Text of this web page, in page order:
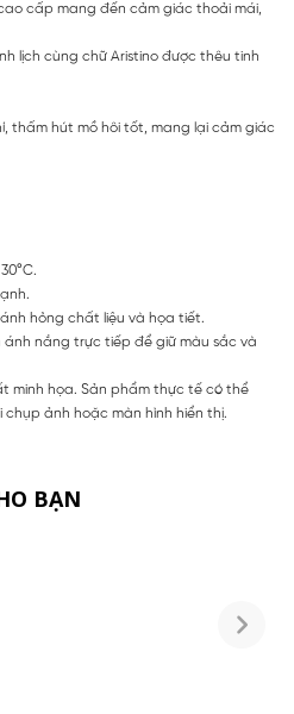
cấp mang đến cảm giác thoải mái,
lịch cùng chữ Aristino được thêu tinh
thấm hút mồ hôi tốt, mang lại cảm giác
hỏng chất liệu và họa tiết.
ánh nắng trực tiếp để giữ màu sắc và
minh họa. Sản phẩm thực tế có thể
ảnh hoặc màn hình hiển thị.
BẠN